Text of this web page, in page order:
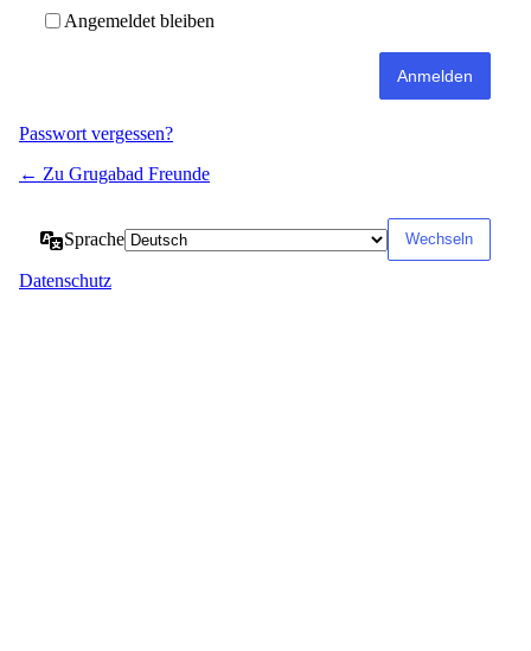
Angemeldet bleiben
Passwort vergessen?
← Zu Grugabad Freunde
Sprache
Datenschutz